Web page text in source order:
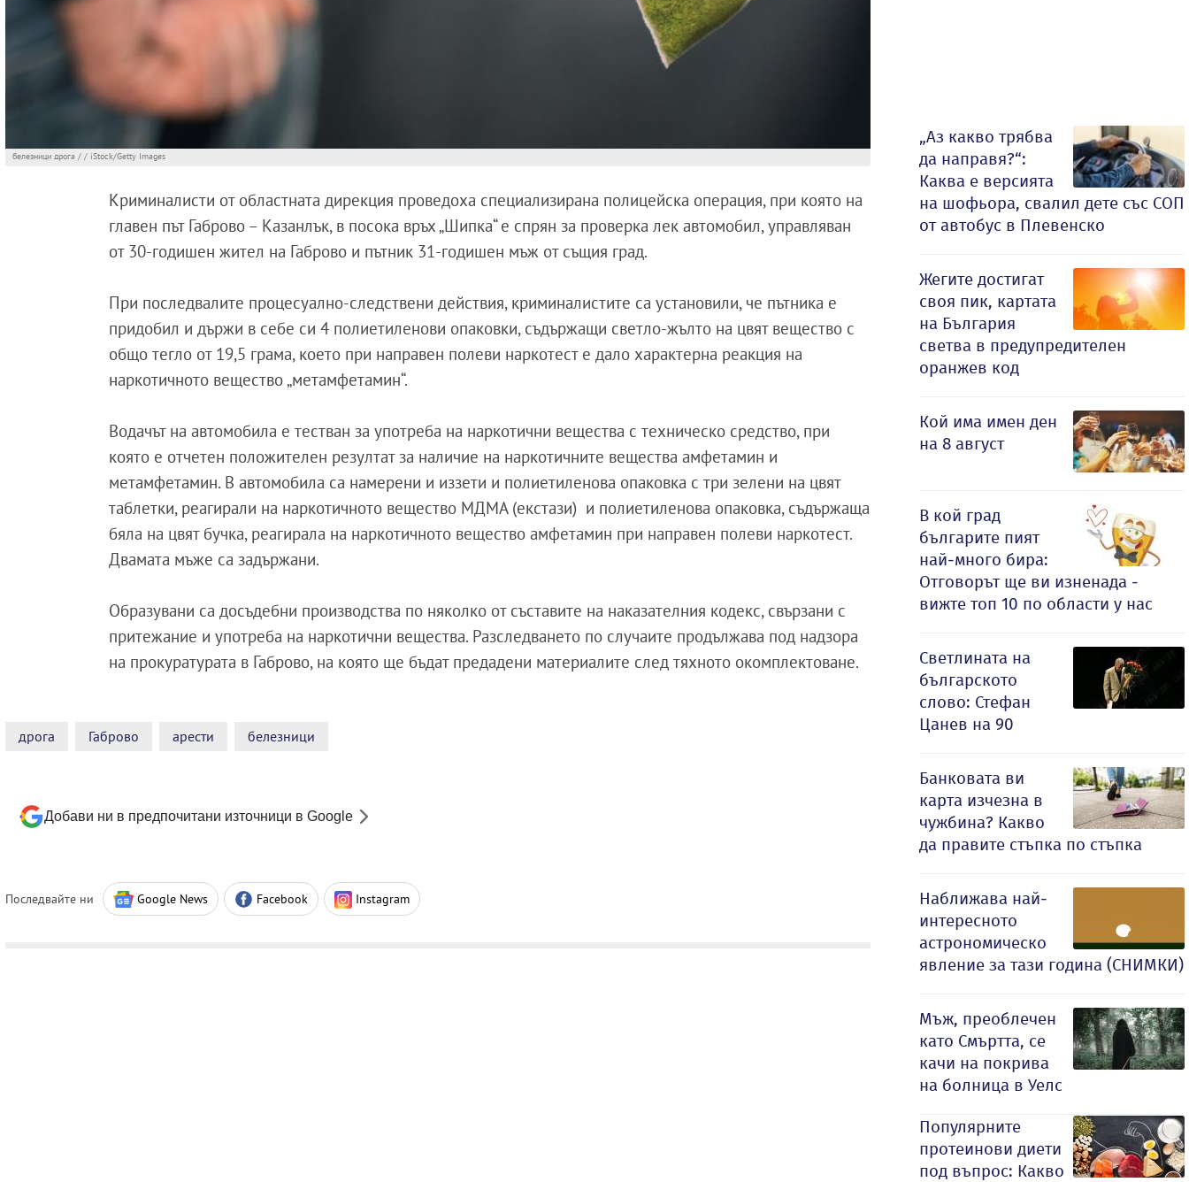
белезници дрога / / iStock/Getty Images
Криминалисти от областната дирекция проведоха специализирана полицейска операция, при която на
главен път Габрово – Казанлък, в посока връх „Шипка“ е спрян за проверка лек автомобил, управляван
от 30-годишен жител на Габрово и пътник 31-годишен мъж от същия град.
При последвалите процесуално-следствени действия, криминалистите са установили, че пътника е
придобил и държи в себе си 4 полиетиленови опаковки, съдържащи светло-жълто на цвят вещество с
общо тегло от 19,5 грама, което при направен полеви наркотест е дало характерна реакция на
наркотичното вещество „метамфетамин“.
Водачът на автомобила е тестван за употреба на наркотични вещества с техническо средство, при
която е отчетен положителен резултат за наличие на наркотичните вещества амфетамин и
метамфетамин. В автомобила са намерени и иззети и полиетиленова опаковка с три зелени на цвят
таблетки, реагирали на наркотичното вещество МДМА (екстази) и полиетиленова опаковка, съдържаща
бяла на цвят бучка, реагирала на наркотичното вещество амфетамин при направен полеви наркотест.
Двамата мъже са задържани.
Образувани са досъдебни производства по няколко от съставите на наказателния кодекс, свързани с
притежание и употреба на наркотични вещества. Разследването по случаите продължава под надзора
на прокуратурата в Габрово, на която ще бъдат предадени материалите след тяхното окомплектоване.
дрога Габрово арести белезници
Добави ни в предпочитани източници в Google
Последвайте ни Google News Facebook Instagram
„Аз какво трябва
да направя?“:
Каква е версията
на шофьора, свалил дете със СОП
от автобус в Плевенско
Жегите достигат
своя пик, картата
на България
светва в предупредителен
оранжев код
Кой има имен ден
на 8 август
В кой град
българите пият
най-много бира:
Отговорът ще ви изненада -
вижте топ 10 по области у нас
Светлината на
българското
слово: Стефан
Цанев на 90
Банковата ви
карта изчезна в
чужбина? Какво
да правите стъпка по стъпка
Наближава най-
интересното
астрономическо
явление за тази година (СНИМКИ)
Мъж, преоблечен
като Смъртта, се
качи на покрива
на болница в Уелс
Популярните
протеинови диети
под въпрос: Какво